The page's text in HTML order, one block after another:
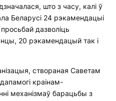
што з часу, калі ў
Беларусі 24 рэкамендацыі
дазволіць
20 рэкамендацый так і
створаная Саветам
краінам-
механізмаў барацьбы з